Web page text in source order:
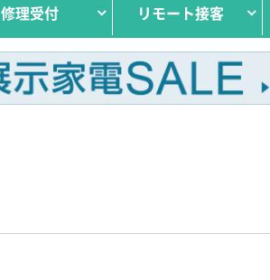
修理受付 リモート接客